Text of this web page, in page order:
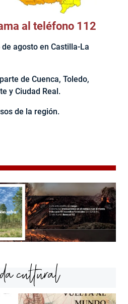
al teléfono 112
de agosto en Castilla-La
de Cuenca, Toledo,
y Ciudad Real.
de la región.
cultural